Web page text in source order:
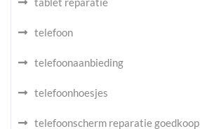
telefoon
telefoonaanbieding
telefoonhoesjes
telefoonscherm reparatie goedkoop